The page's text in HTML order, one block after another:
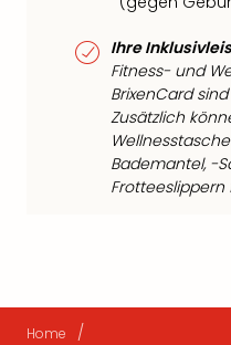
Ihre
Fitness- und
BrixenCard
Zusätzlich
Bademantel, -
Frotteeslippern
Home /